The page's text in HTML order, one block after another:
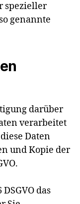
spezieller
genannte
darüber
verarbeitet
Daten
und Kopie der
das